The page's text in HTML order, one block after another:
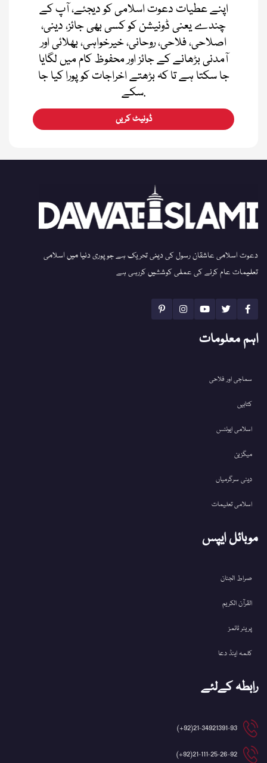
اپنے عطیات دعوت اسلامی کو دیجئے، آپ کے
چندے یعنی ڈونیشن کو کسی بھی جائز، دینی،
اصلاحی، فلاحی، روحانی، خیرخواہی، بھلائی اور
آمدنی بڑھانے کے جائز اور محفوظ کام میں لگایا
جا سکتا ہے تا کہ بڑھتے اخراجات کو پورا کیا جا
سکے.
ڈونیٹ کریں
دعوت اسلامی عاشقان رسول کی دینی تحریک ہے جو پوری دنیا میں اسلامی
تعلیمات عام کرنے کی عملی کوششیں کررہی ہے
اہم معلومات
سماجی اور فلاحی
کتابیں
اسلامی ایونٹس
میگزین
دینی سرگرمیاں
اسلامی تعلیمات
موبائل ایپس
صراط الجنان
القرآن الکریم
پریئر ٹائمز
کلمہ اینڈ دعا
رابطہ کےلئے
21-34921391-93(92+)
21-111-25-26-92(92+)